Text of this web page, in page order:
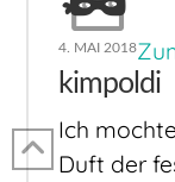
4. MAI 2018
kimpoldi
Ich
Duft der